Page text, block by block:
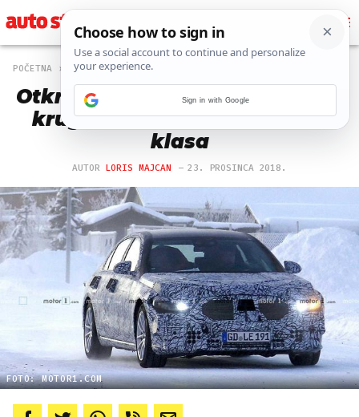
POČETNA AUTO
Otkriva li detalje? U Arktičkom
krugu 'uhvaćena' buduća S-
klasa
AUTOR LORIS MAJCAN 23. PROSINCA 2018.
FOTO: MOTOR1.COM
Sign in with Google